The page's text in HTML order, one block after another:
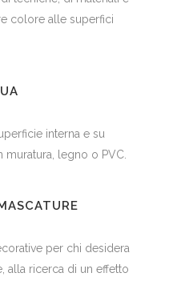
colore alle superfici
interna e su
muratura, legno o PVC.
per chi desidera
alla ricerca di un effetto